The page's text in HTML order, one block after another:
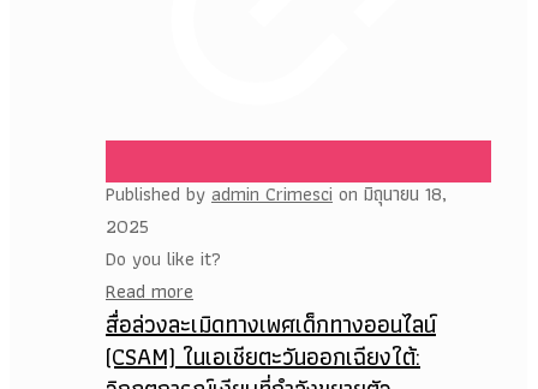
Published by admin Crimesci on มิถุนายน 18,
2025
Do you like it?
Read more
สื่อล่วงละเมิดทางเพศเด็กทางออนไลน์
(CSAM) ในเอเชียตะวันออกเฉียงใต้: